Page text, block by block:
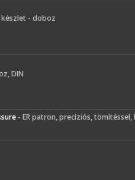
készlet - doboz
DIN
- ER patron, precíziós,